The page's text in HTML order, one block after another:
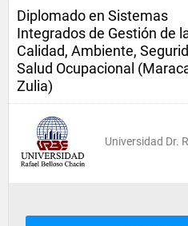
Diplomado en Sistemas
Integrados de Gestión de
Calidad, Ambiente,
Salud Ocupacional
Zulia)
Universidad Dr.